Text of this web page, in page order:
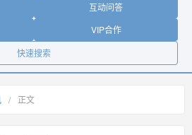
互动问答
VIP合作
快速搜索
/ 正文